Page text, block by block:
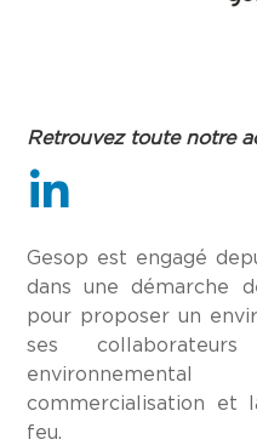
Retrouvez toute notre
Gesop est engagé
dans une démarche
pour proposer un
ses
commercialisation et
feu.